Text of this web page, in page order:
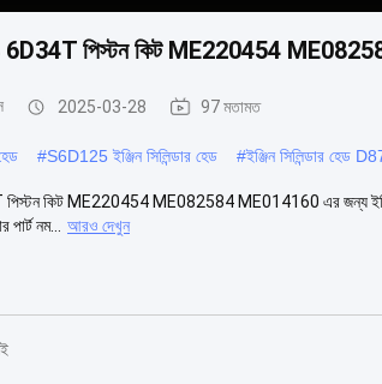
Time পিস্টন কিট ME220454
2025-03-28 97 মতামত
#S6D125 ইঞ্জিন সিলিন্ডার হেড #ইঞ্জিন সিলিন্ডার হেড
কিট ME220454 ME082584 ME014160 এর জন্য ইঞ্জিন পণ্যের
নম...
আরও দেখুন